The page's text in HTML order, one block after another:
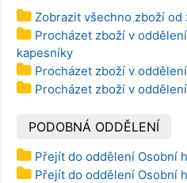
Zobrazit všechno zboží od
Procházet zboží v
kapesníky
Procházet zboží v
Procházet zboží v
PODOBNÁ ODDĚLENÍ
Přejít do oddělení Osobní
Přejít do oddělení Osobní